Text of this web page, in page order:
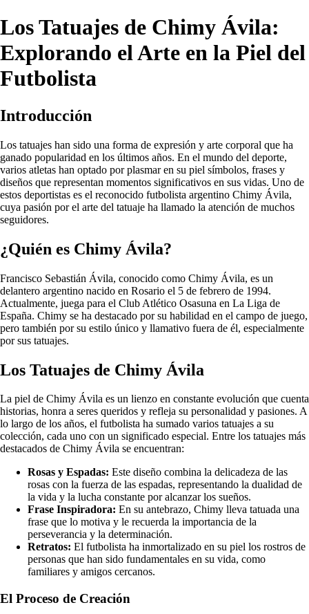
Los Tatuajes de Chimy Ávila:
Explorando el Arte en la Piel del
Futbolista
Introducción
Los tatuajes han sido una forma de expresión y arte corporal que ha
ganado popularidad en los últimos años. En el mundo del deporte,
varios atletas han optado por plasmar en su piel símbolos, frases y
diseños que representan momentos significativos en sus vidas. Uno de
estos deportistas es el reconocido futbolista argentino Chimy Ávila,
cuya pasión por el arte del tatuaje ha llamado la atención de muchos
seguidores.
¿Quién es Chimy Ávila?
Francisco Sebastián Ávila, conocido como Chimy Ávila, es un
delantero argentino nacido en Rosario el 5 de febrero de 1994.
Actualmente, juega para el Club Atlético Osasuna en La Liga de
España. Chimy se ha destacado por su habilidad en el campo de juego,
pero también por su estilo único y llamativo fuera de él, especialmente
por sus tatuajes.
Los Tatuajes de Chimy Ávila
La piel de Chimy Ávila es un lienzo en constante evolución que cuenta
historias, honra a seres queridos y refleja su personalidad y pasiones. A
lo largo de los años, el futbolista ha sumado varios tatuajes a su
colección, cada uno con un significado especial. Entre los tatuajes más
destacados de Chimy Ávila se encuentran:
Rosas y Espadas: Este diseño combina la delicadeza de las
rosas con la fuerza de las espadas, representando la dualidad de
la vida y la lucha constante por alcanzar los sueños.
Frase Inspiradora: En su antebrazo, Chimy lleva tatuada una
frase que lo motiva y le recuerda la importancia de la
perseverancia y la determinación.
Retratos: El futbolista ha inmortalizado en su piel los rostros de
personas que han sido fundamentales en su vida, como
familiares y amigos cercanos.
El Proceso de Creación